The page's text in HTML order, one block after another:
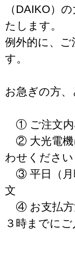
（DAIKO）
たします。
例外的に、
す。
お急ぎの方、
① ご注文内
② 大光電機
わせください
③ 平日（月
文
④ お支払方
３時までに